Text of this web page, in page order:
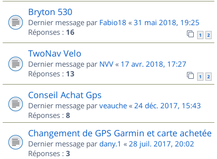
Bryton 530
Dernier message par Fabio18 « 31 mai 2018, 19:25
Réponses : 16 1 2
TwoNav Velo
Dernier message par NVV « 17 avr. 2018, 17:27
Réponses : 13 1 2
Conseil Achat Gps
Dernier message par veauche « 24 déc. 2017, 15:43
Réponses : 8
Changement de GPS Garmin et carte achetée
Dernier message par dany.1 « 28 juil. 2017, 20:02
Réponses : 3